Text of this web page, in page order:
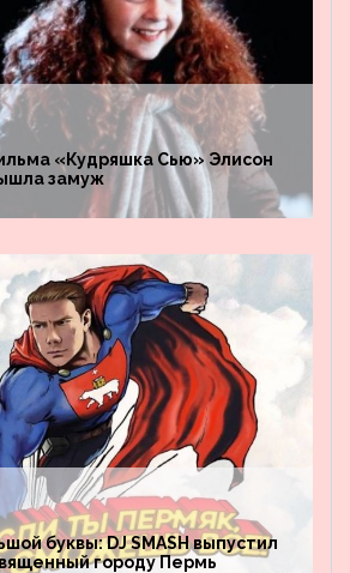
«Кудряшка Сью» Элисон
замуж
буквы: DJ SMASH выпустил
городу Пермь